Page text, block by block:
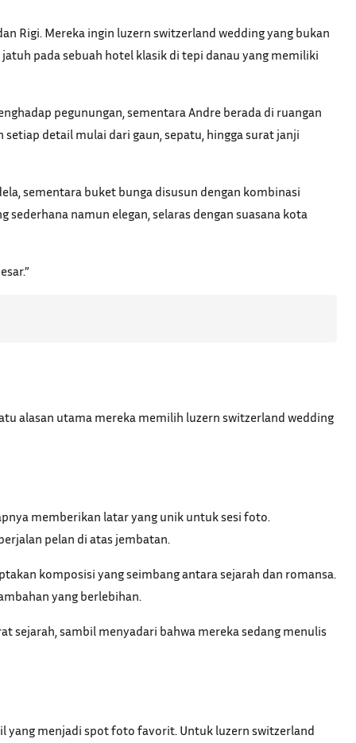
Rigi. Mereka ingin luzern switzerland wedding yang bukan
pada sebuah hotel klasik di tepi danau yang memiliki
pegunungan, sementara Andre berada di ruangan
detail mulai dari gaun, sepatu, hingga surat janji
sementara buket bunga disusun dengan kombinasi
namun elegan, selaras dengan suasana kota
alasan utama mereka memilih luzern switzerland wedding
memberikan latar yang unik untuk sesi foto.
pelan di atas jembatan.
komposisi yang seimbang antara sejarah dan romansa.
yang berlebihan.
sejarah, sambil menyadari bahwa mereka sedang menulis
yang menjadi spot foto favorit. Untuk luzern switzerland